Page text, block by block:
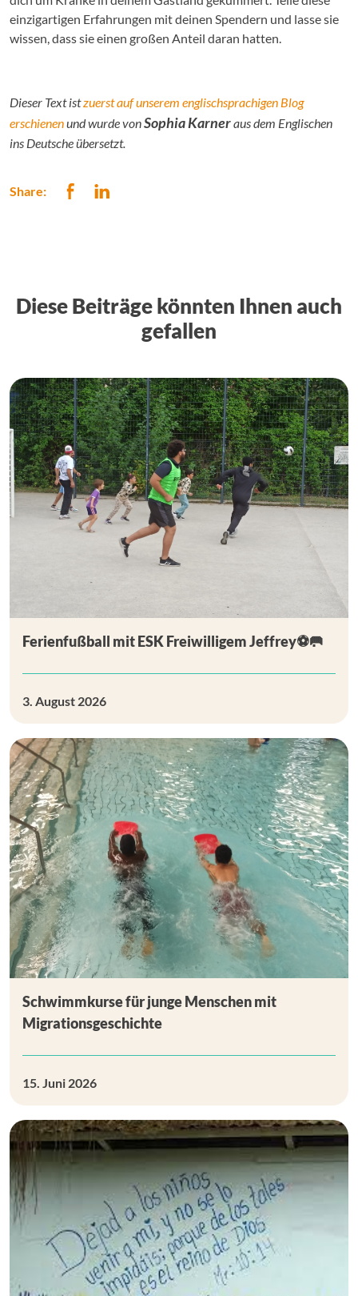
einzigartigen Erfahrungen mit deinen Spendern und lasse sie
wissen, dass sie einen großen Anteil daran hatten.
Dieser Text istzuerst auf unserem englischsprachigen Blog
erschienenund wurde vonSophia Karneraus dem Englischen
ins Deutsche übersetzt.
Share:
Diese Beiträge könnten Ihnen auch
gefallen
Ferienfußball mit ESK Freiwilligem Jeffrey⚽🥅
3. August 2026
Schwimmkurse für junge Menschen mit
Migrationsgeschichte
15. Juni 2026